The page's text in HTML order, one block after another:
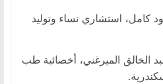
كامل، استشاري نساء وتوليد
الخالق الميرغني، أخصائية طب